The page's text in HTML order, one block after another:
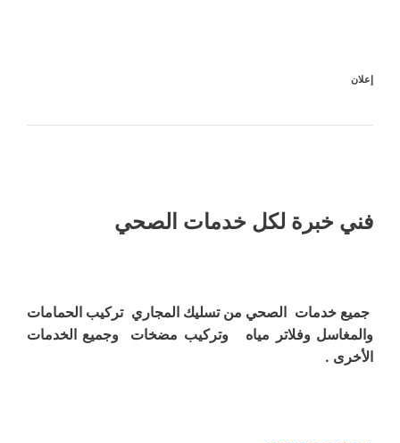
إعلان
فني خبرة لكل خدمات الصحي
جميع خدمات الصحي من تسليك المجاري تركيب الحمامات
والمغاسل وفلاتر مياه وتركيب مضخات وجميع الخدمات
الأخرى .